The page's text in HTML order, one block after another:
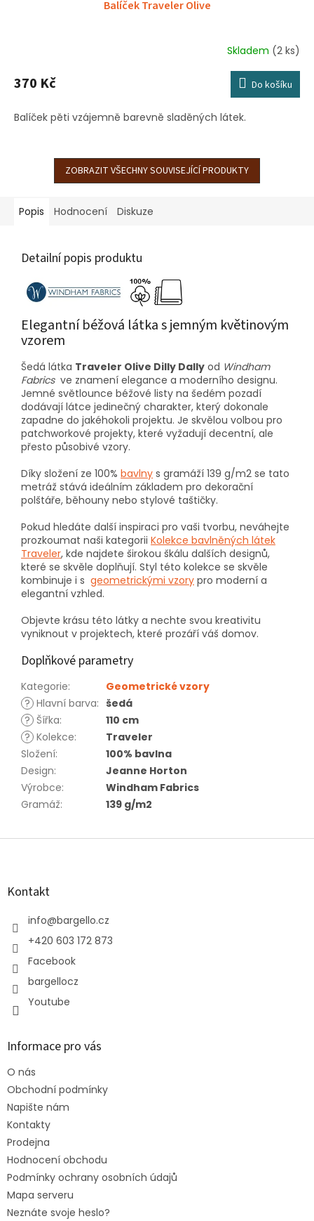
Balíček Traveler Olive
Skladem (2 ks)
370 Kč Do košíku
Balíček pěti vzájemně barevně sladěných látek.
ZOBRAZIT VŠECHNY SOUVISEJÍCÍ PRODUKTY
Popis Hodnocení Diskuze
Detailní popis produktu
Elegantní béžová látka s jemným květinovým
vzorem
Šedá látka Traveler Olive Dilly Dally od Windham
Fabricsve znamení elegance a moderního designu.
Jemné světlounce béžové listy na šedém pozadí
dodávají látce jedinečný charakter, který dokonale
zapadne do jakéhokoli projektu. Je skvělou volbou pro
patchworkové projekty, které vyžadují decentní, ale
přesto působivé vzory.
Díky složení ze 100% bavlny s gramáží 139 g/m2 se tato
metráž stává ideálním základem pro dekorační
polštáře, běhouny nebo stylové taštičky.
Pokud hledáte další inspiraci pro vaši tvorbu, neváhejte
prozkoumat naši kategorii Kolekce bavlněných látek
Traveler, kde najdete širokou škálu dalších designů,
které se skvěle doplňují. Styl této kolekce se skvěle
kombinuje i s geometrickými vzory pro moderní a
elegantní vzhled.
Objevte krásu této látky a nechte svou kreativitu
vyniknout v projektech, které prozáří váš domov.
Doplňkové parametry
Kategorie:
Geometrické vzory
? Hlavní barva: šedá
? Šířka:
110 cm
? Kolekce:
Traveler
Složení:
100% bavlna
Design:
Jeanne Horton
Výrobce:
Windham Fabrics
Gramáž: 139 g/m2
Z
Kontakt
info@bargello.cz
+420 603 172 873
Facebook
bargellocz
Youtube
Informace pro vás
O nás
Obchodní podmínky
Napište nám
Kontakty
Prodejna
Hodnocení obchodu
Podmínky ochrany osobních údajů
Mapa serveru
Neznáte svoje heslo?